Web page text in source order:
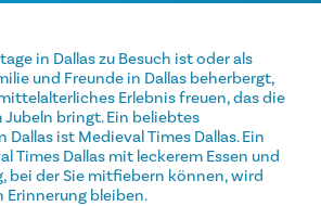
in Dallas zu Besuch ist oder als
und Freunde in Dallas beherbergt,
Erlebnis freuen, das die
Jubeln bringt. Ein beliebtes
Dallas ist Medieval Times Dallas. Ein
Times Dallas mit leckerem Essen und
bei der Sie mitfiebern können, wird
bleiben.